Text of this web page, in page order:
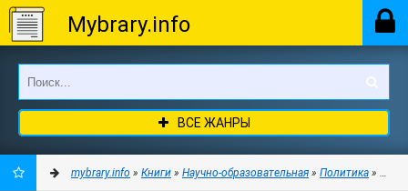
Mybrary.info
ВСЕ ЖАНРЫ
mybrary.info » Книги » Научно-образовательная » Политика »